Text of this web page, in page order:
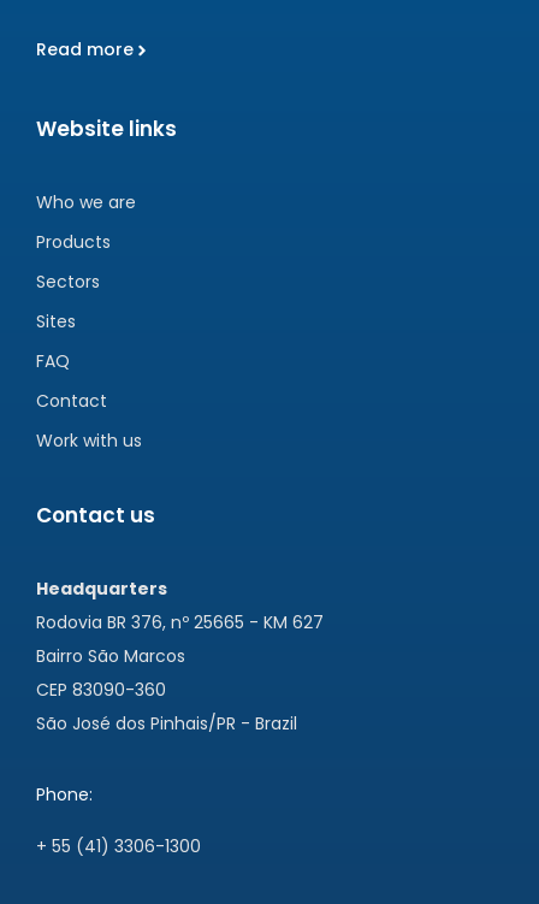
Read more
Website links
Who we are
Products
Sectors
Sites
FAQ
Contact
Work with us
Contact us
Headquarters
Rodovia BR 376, nº 25665 - KM 627
Bairro São Marcos
CEP 83090-360
São José dos Pinhais/PR - Brazil
Phone:
+ 55 (41) 3306-1300